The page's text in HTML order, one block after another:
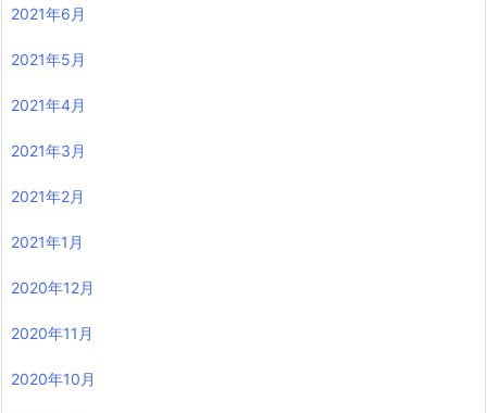
2021年6月
2021年5月
2021年4月
2021年3月
2021年2月
2021年1月
2020年12月
2020年11月
2020年10月